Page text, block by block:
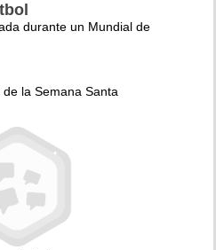
durante un Mundial de
la Semana Santa